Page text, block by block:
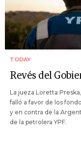
TODAY
Revés del
La jueza Loretta
falló a favor de los
y en contra de la
de la petrolera YPF.